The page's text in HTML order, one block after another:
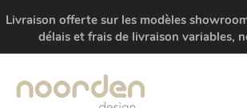
Livraison offerte sur les modèles
délais et frais de livraison variables,